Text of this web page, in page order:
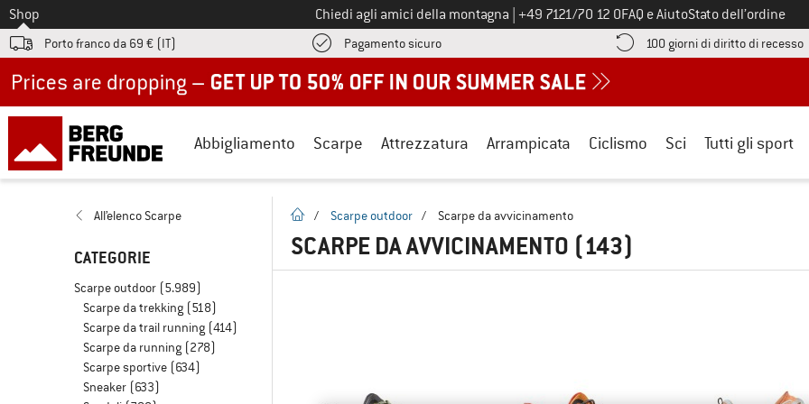
Allo
Shop Chiedi agli amici della montagna Chiamaci al numero
+49 7121/70 12 0FAQ e AiutoStato dell’ordine
Porto franco da 69 € (IT) Pagamento sicuroQui trovi le informazioni di pagamento! Si apre in una casella
100 giorni di diritto di recesso
Abbigliamento Scarpe Attrezzatura Arrampicata Ciclismo Sci Tutti gli sport
All’elenco Scarpe
CATEGORIE
Scarpe outdoor (5.989)
Scarpe da trekking (518)
Scarpe da trail running (414)
Scarpe da running (278)
Scarpe sportive (634)
Sneaker (633)
pagina iniziale
/ Scarpe outdoor / Scarpe da avvicinamento
SCARPE DA AVVICINAMENTO (143)